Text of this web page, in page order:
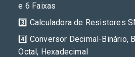
e 6 Faixas
3️⃣ Calculadora de Resistores
4️⃣ Conversor Decimal-Binário,
Octal, Hexadecimal